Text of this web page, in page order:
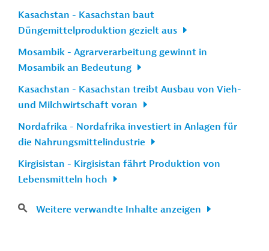
Kasachstan - Kasachstan baut
Düngemittelproduktion gezielt aus
Mosambik - Agrarverarbeitung gewinnt in
Mosambik an Bedeutung
Kasachstan - Kasachstan treibt Ausbau von Vieh-
und Milchwirtschaft voran
Nordafrika - Nordafrika investiert in Anlagen für
die Nahrungsmittelindustrie
Kirgisistan - Kirgisistan fährt Produktion von
Lebensmitteln hoch
Weitere verwandte Inhalte anzeigen